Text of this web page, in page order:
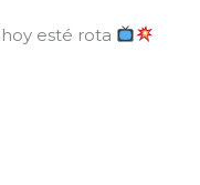
esté rota